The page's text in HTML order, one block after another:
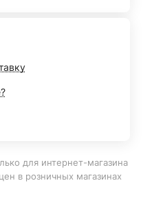
для интернет-магазина
в розничных магазинах